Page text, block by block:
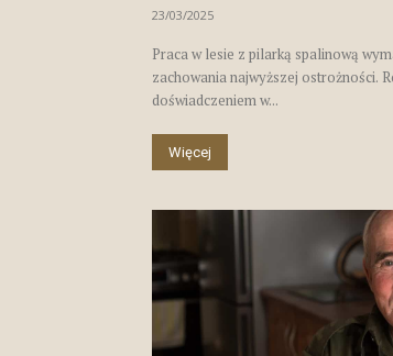
23/03/2025
Praca w lesie z pilarką spalinową
zachowania najwyższej ostrożności.
doświadczeniem w...
Więcej